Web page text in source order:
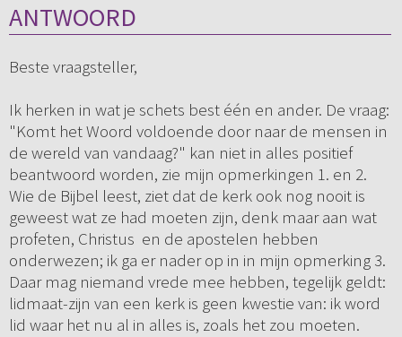
ANTWOORD
Beste vraagsteller,
Ik herken in wat je schets best één en ander. De vraag:
"Komt het Woord voldoende door naar de mensen in
de wereld van vandaag?" kan niet in alles positief
beantwoord worden, zie mijn opmerkingen 1. en 2.
Wie de Bijbel leest, ziet dat de kerk ook nog nooit is
geweest wat ze had moeten zijn, denk maar aan wat
profeten, Christus en de apostelen hebben
onderwezen; ik ga er nader op in in mijn opmerking 3.
Daar mag niemand vrede mee hebben, tegelijk geldt:
lidmaat-zijn van een kerk is geen kwestie van: ik word
lid waar het nu al in alles is, zoals het zou moeten.